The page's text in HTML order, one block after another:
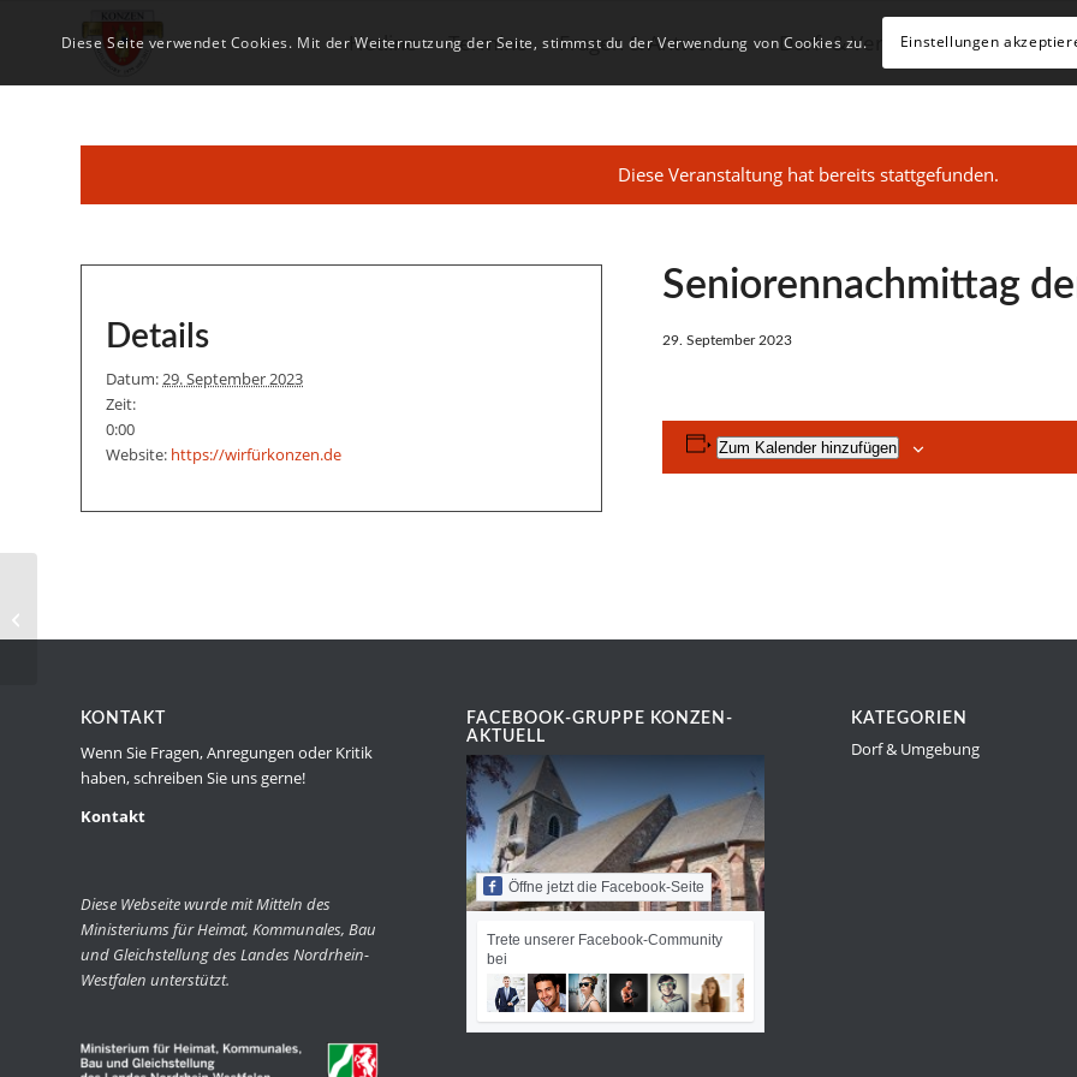
Hotline Termine Fragen & Antworten Dorf- & Vereinsleben
Diese Veranstaltung hat bereits stattgefunden.
Seniorennachmittag
29. September 2023
Zum Kalender hinzufügen
Details
Datum:29. September 2023
Zeit:
0:00
Website: https://wirfürkonzen.de
KONTAKT
Wenn Sie Fragen, Anregungen oder Kritik
haben, schreiben Sie uns gerne!
Kontakt
Diese Webseite wurde mit Mitteln des
Ministeriums für Heimat, Kommunales, Bau
und Gleichstellung des Landes Nordrhein-
Westfalen unterstützt.
FACEBOOK-GRUPPE KONZEN-
AKTUELL
Öffne jetzt die Facebook-Seite
Trete unserer Facebook-Community
bei
KATEGORIEN
Dorf & Umgebung
Diese Seite verwendet Cookies. Mit der Weiternutzung der Seite, stimmst du der Verwendung von Cookies zu. Einstellungen